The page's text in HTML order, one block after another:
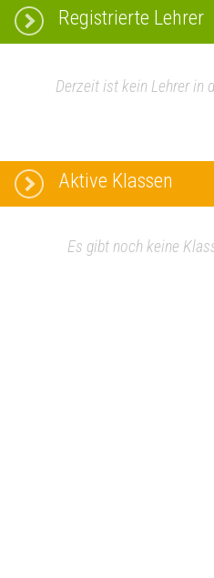
Registrierte Lehrer
Derzeit ist kein Lehrer in
Aktive Klassen
Es gibt noch keine